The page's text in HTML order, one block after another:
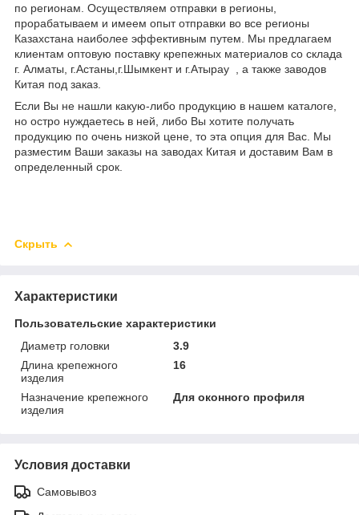
по регионам. Осуществляем отправки в регионы,
прорабатываем и имеем опыт отправки во все регионы
Казахстана наиболее эффективным путем. Мы предлагаем
клиентам оптовую поставку крепежных материалов со склада
г. Алматы, г.Астаны,г.Шымкент и г.Атырау , а также заводов
Китая под заказ.
Если Вы не нашли какую-либо продукцию в нашем каталоге,
но остро нуждаетесь в ней, либо Вы хотите получать
продукцию по очень низкой цене, то эта опция для Вас. Мы
разместим Ваши заказы на заводах Китая и доставим Вам в
определенный срок.
Скрыть
Характеристики
Пользовательские характеристики
Диаметр головки
3.9
Длина крепежного
изделия
16
Назначение крепежного
изделия
Для оконного профиля
Условия доставки
Самовывоз